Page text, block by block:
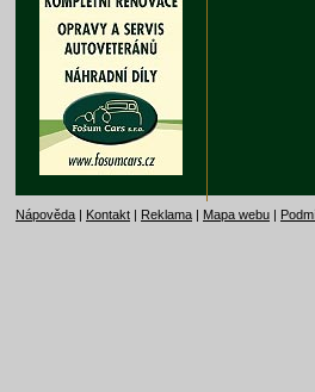
Nápověda | Kontakt | Reklama | Mapa webu |